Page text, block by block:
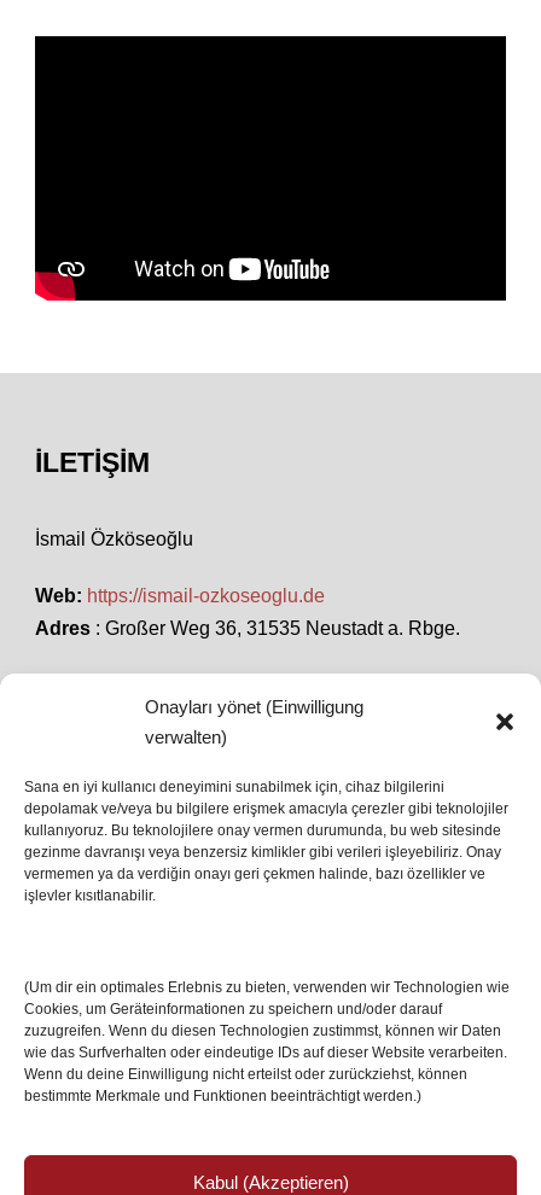
Onayları yönet (Einwilligung
verwalten)
Sana en iyi kullanıcı deneyimini sunabilmek için, cihaz bilgilerini
depolamak ve/veya bu bilgilere erişmek amacıyla çerezler gibi teknolojiler
kullanıyoruz. Bu teknolojilere onay vermen durumunda, bu web sitesinde
gezinme davranışı veya benzersiz kimlikler gibi verileri işleyebiliriz. Onay
vermemen ya da verdiğin onayı geri çekmen halinde, bazı özellikler ve
işlevler kısıtlanabilir.
(Um dir ein optimales Erlebnis zu bieten, verwenden wir Technologien wie
Cookies, um Geräteinformationen zu speichern und/oder darauf
zuzugreifen. Wenn du diesen Technologien zustimmst, können wir Daten
wie das Surfverhalten oder eindeutige IDs auf dieser Website verarbeiten.
Wenn du deine Einwilligung nicht erteilst oder zurückziehst, können
bestimmte Merkmale und Funktionen beeinträchtigt werden.)
Kabul (Akzeptieren)
İLETIŞIM
İsmail Özköseoğlu
Web: https://ismail-ozkoseoglu.de
Adres : Großer Weg 36, 31535 Neustadt a. Rbge.
SON HABERLER
İstanbul’da Avrupa Ligi Finali: Freiburg ve Aston
Villa Boğaz’da Tarih Yazmaya Hazırlanıyor
08 May 2026
17 Nis 2026